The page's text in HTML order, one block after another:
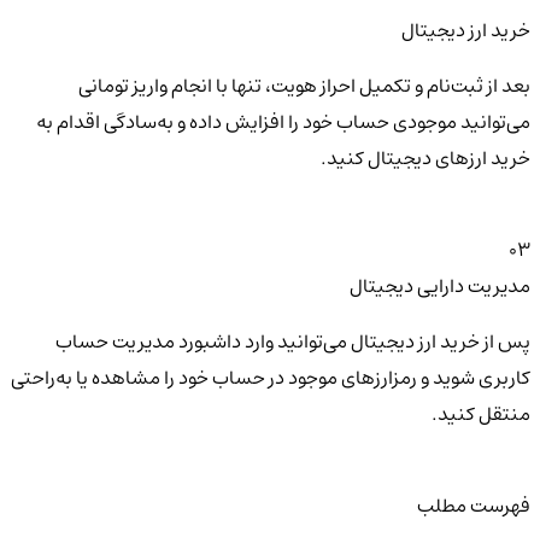
خرید ارز دیجیتال
بعد از ثبت‌نام و تکمیل احراز هویت، تنها با انجام واریز تومانی
می‌توانید موجودی حساب خود را افزایش داده و به‌سادگی اقدام به
خرید ارزهای دیجیتال کنید.
03
مدیریت دارایی دیجیتال
پس از خرید ارز دیجیتال می‌توانید وارد داشبورد مدیریت حساب
کاربری شوید و رمزارزهای موجود در حساب خود را مشاهده یا به‌راحتی
منتقل کنید.
فهرست مطلب